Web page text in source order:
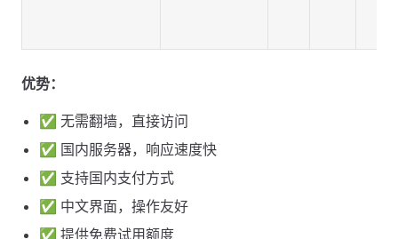
优势：
✅ 无需翻墙，直接访问
✅ 国内服务器，响应速度快
✅ 支持国内支付方式
✅ 中文界面，操作友好
✅ 提供免费试用额度